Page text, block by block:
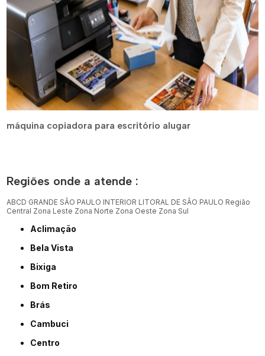
máquina copiadora para escritório alugar
Regiões onde a atende :
ABCD GRANDE SÃO PAULO INTERIOR LITORAL DE SÃO PAULO Região
Central Zona Leste Zona Norte Zona Oeste Zona Sul
Aclimação
Bela Vista
Bixiga
Bom Retiro
Brás
Cambuci
Centro